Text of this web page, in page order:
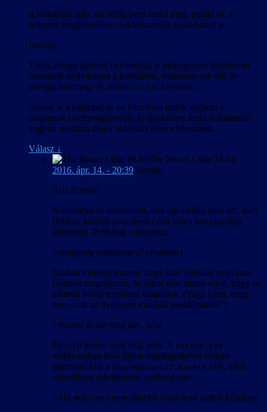
Kiválasztás után, ha eddig nem tetted meg, pipáld be a
feliratok megjelenítése csekbokszot és nyomhatod is.
Indzsoj..
Tehát, ahogy ígértem befejezésül is mégegyszer köszönetet
szeretnék nyilvánítani a fordításért, felteszem sok idő és
energia belemegy és mindezt a fun kedvéért..
Szóval le a kalappal és ha bármiben tudok segíteni a
csapatnak (webprogramozó, és gyakorlott linux felhasználó
vagyok medium angol tudással) kérem jelezzétek.
Válasz ↓
The Sweet Little 16-bit -
2016. ápr. 14. - 20:39 szerint:
Szia Phresh!
Köszönöm az észrevételt, ami egyáltalán nem off, mert
(többek között) pont ilyen célra van a hozzászólási
lehetőség. Próbálok válaszolni.
>(rengeteg problémáról olvastam)
Szabad megkérdeznem, hogy hol? Néhány nyilvános
fórumot megnéztem, de sehol sem láttam olyat, hogy ne
sikerült volna telepíteni valakinek. (Vagy lehet, hogy
nem csak az ilyen eset minősül problémának?)
>bontsd ki ide meg ide.. kész
Ez szép lenne, csak elég nem. A terkep.cab
archívumban levő fájlok mindegyikével sorban
patchelni kell a sharedassets2.assets fájlt, tehát
valamilyen szkriptelésre szükség van.
>Ha már exe-t nem akartok vagy nem tudtok készíteni